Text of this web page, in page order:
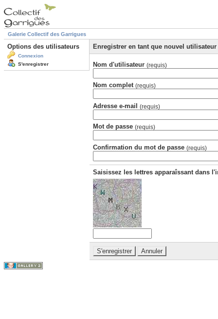
Galerie Collectif des Garrigues
Options des utilisateurs
Connexion
S'enregistrer
Enregistrer en tant que nouvel utilisateur
Nom d'utilisateur (requis)
Nom complet (requis)
Adresse e-mail (requis)
Mot de passe (requis)
Confirmation du mot de passe (requis)
Saisissez les lettres apparaîssant dans